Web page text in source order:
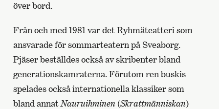
över bord.
Från och med 1981 var det Ryhmäteatteri som
ansvarade för sommarteatern på Sveaborg.
Pjäser beställdes också av skribenter bland
generationskamraterna. Förutom ren buskis
spelades också internationella klassiker som
bland annatNauruihminen(Skrattmänniskan)